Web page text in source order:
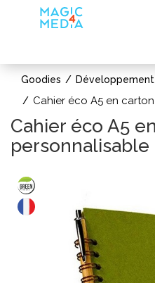
Goodies
Cahier éco A5 en
Cahier éco A5
personnalisable